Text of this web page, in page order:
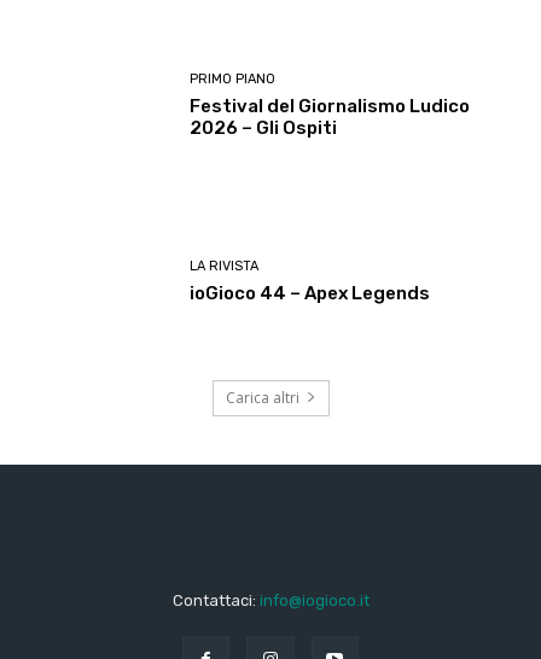
PRIMO PIANO
Festival del Giornalismo Ludico
2026 – Gli Ospiti
LA RIVISTA
ioGioco 44 – Apex Legends
Carica altri
Contattaci: info@iogioco.it